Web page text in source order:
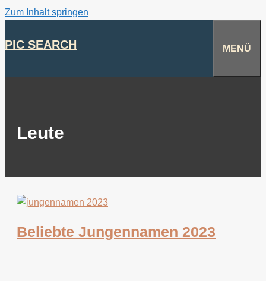
Zum Inhalt springen
PIC SEARCH MENÜ
Leute
Beliebte Jungennamen 2023